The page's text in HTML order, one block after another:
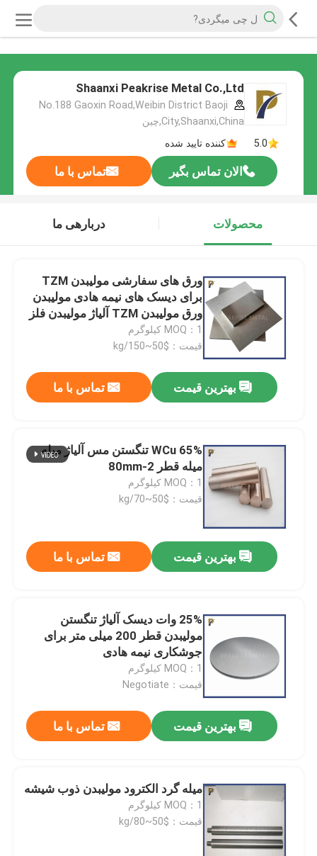
Shaanxi Peakrise Metal Co.,Ltd
No.188 Gaoxin Road,Weibin District Baoji
City,Shaanxi,China,چین
5.0
کننده تایید شده
الان تماس بگیر تماس با ما
محصولات دربارهی ما
ورق های سفارشی مولیبدن TZM
برای دیسک های نیمه هادی مولیبدن
ورق مولیبدن TZM آلیاژ مولیبدن فلز
مولیبدن
MOQ：1 کیلوگرم
قیمت：$50~150/kg
بهترین قیمت تماس با ما
65% WCu تنگستن مس آلیاژ میله
میله قطر 2-80mm
MOQ：1 کیلوگرم
قیمت：$50~70/kg
بهترین قیمت تماس با ما
25% وات دیسک آلیاژ تنگستن
مولیبدن قطر 200 میلی متر برای
جوشکاری نیمه هادی
MOQ：1 کیلوگرم
قیمت：Negotiate
بهترین قیمت تماس با ما
میله گرد الکترود مولیبدن ذوب شیشه
MOQ：1 کیلوگرم
قیمت：$50~80/kg